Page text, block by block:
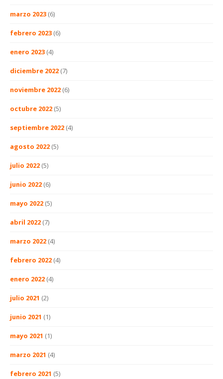
marzo 2023 (6)
febrero 2023 (6)
enero 2023 (4)
diciembre 2022 (7)
noviembre 2022 (6)
octubre 2022 (5)
septiembre 2022 (4)
agosto 2022 (5)
julio 2022 (5)
junio 2022 (6)
mayo 2022 (5)
abril 2022 (7)
marzo 2022 (4)
febrero 2022 (4)
enero 2022 (4)
julio 2021 (2)
junio 2021 (1)
mayo 2021 (1)
marzo 2021 (4)
febrero 2021 (5)